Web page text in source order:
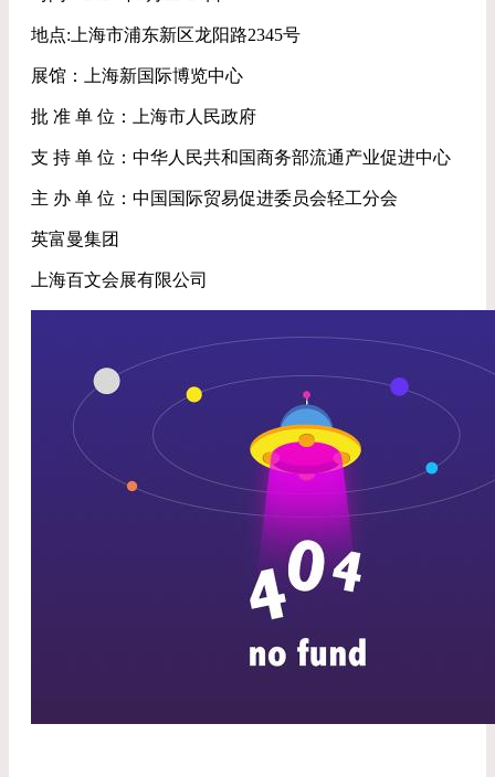
地点:上海市浦东新区龙阳路2345号
展馆：上海新国际博览中心
批 准 单 位：上海市人民政府
支 持 单 位：中华人民共和国商务部流通产业促进中心
主 办 单 位：中国国际贸易促进委员会轻工分会
英富曼集团
上海百文会展有限公司